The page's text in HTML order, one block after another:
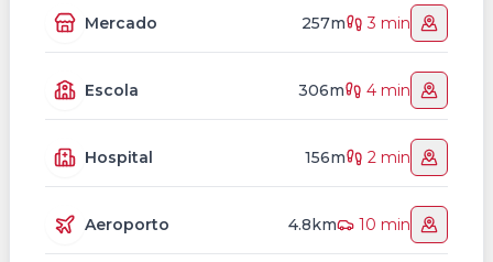
Mercado 257m 3 min
Escola 306m 4 min
Hospital 156m 2 min
Aeroporto 4.8km 10 min